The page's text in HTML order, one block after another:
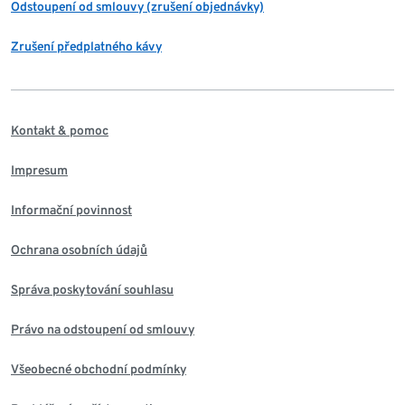
Odstoupení od smlouvy (zrušení objednávky)
Zrušení předplatného kávy
Kontakt & pomoc
Impresum
Informační povinnost
Ochrana osobních údajů
Správa poskytování souhlasu
Právo na odstoupení od smlouvy
Všeobecné obchodní podmínky